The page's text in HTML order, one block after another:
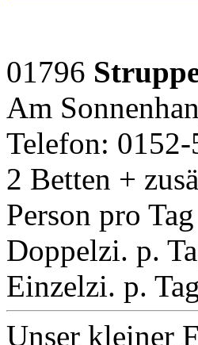
01796
Am
Telefon:
2 Betten +
Person pro
Doppelzi. p.
Einzelzi. p.
Unser kleiner